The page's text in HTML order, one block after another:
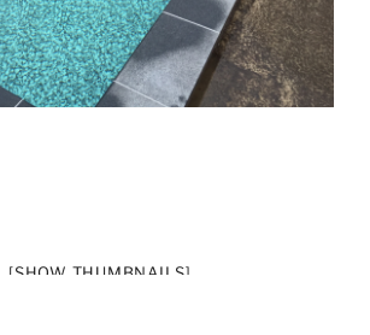
[SHOW THUMBNAILS]